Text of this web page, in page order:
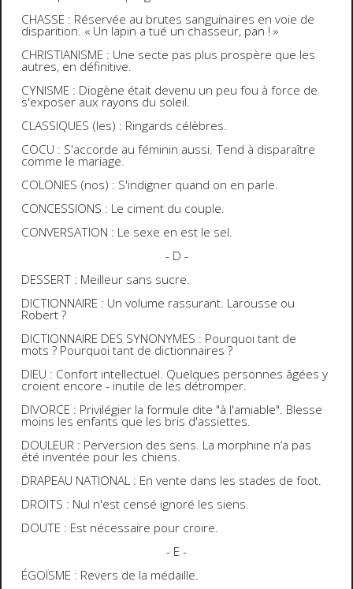
CHASSE : Réservée au brutes sanguinaires en voie de
disparition. « Un lapin a tué un chasseur, pan ! »
CHRISTIANISME : Une secte pas plus prospère que les
autres, en définitive.
CYNISME : Diogène était devenu un peu fou à force de
s'exposer aux rayons du soleil.
CLASSIQUES (les) : Ringards célèbres.
COCU : S'accorde au féminin aussi. Tend à disparaître
comme le mariage.
COLONIES (nos) : S'indigner quand on en parle.
CONCESSIONS : Le ciment du couple.
CONVERSATION : Le sexe en est le sel.
- D -
DESSERT : Meilleur sans sucre.
DICTIONNAIRE : Un volume rassurant. Larousse ou
Robert ?
DICTIONNAIRE DES SYNONYMES : Pourquoi tant de
mots ? Pourquoi tant de dictionnaires ?
DIEU : Confort intellectuel. Quelques personnes âgées y
croient encore - inutile de les détromper.
DIVORCE : Privilégier la formule dite "à l'amiable". Blesse
moins les enfants que les bris d'assiettes.
DOULEUR : Perversion des sens. La morphine n’a pas
été inventée pour les chiens.
DRAPEAU NATIONAL : En vente dans les stades de foot.
DROITS : Nul n'est censé ignoré les siens.
DOUTE : Est nécessaire pour croire.
- E -
ÉGOÏSME : Revers de la médaille.